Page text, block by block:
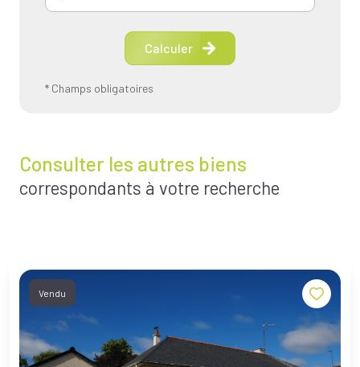
Calculer
* Champs obligatoires
Consulter les autres biens
correspondants à votre recherche
Vendu